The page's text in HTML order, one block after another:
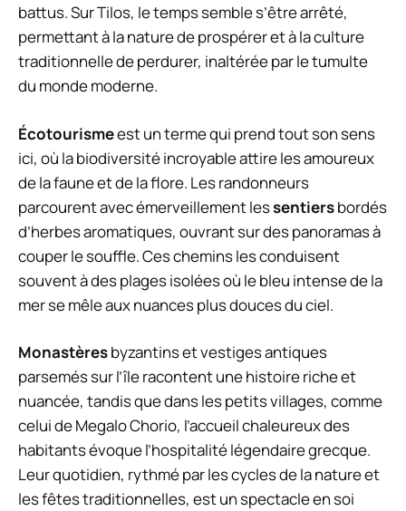
battus. Sur Tilos, le temps semble s’être arrêté,
permettant à la nature de prospérer et à la culture
traditionnelle de perdurer, inaltérée par le tumulte
du monde moderne.
Écotourismeest un terme qui prend tout son sens
ici, où la biodiversité incroyable attire les amoureux
de la faune et de la flore. Les randonneurs
parcourent avec émerveillement lessentiersbordés
d’herbes aromatiques, ouvrant sur des panoramas à
couper le souffle. Ces chemins les conduisent
souvent à des plages isolées où le bleu intense de la
mer se mêle aux nuances plus douces du ciel.
Monastèresbyzantins et vestiges antiques
parsemés sur l’île racontent une histoire riche et
nuancée, tandis que dans les petits villages, comme
celui de Megalo Chorio, l’accueil chaleureux des
habitants évoque l’hospitalité légendaire grecque.
Leur quotidien, rythmé par les cycles de la nature et
les fêtes traditionnelles, est un spectacle en soi